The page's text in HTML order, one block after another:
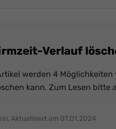
Verlauf
werden 4
kann. Zum Lesen bitte
Aktualisiert am 07.01.2024